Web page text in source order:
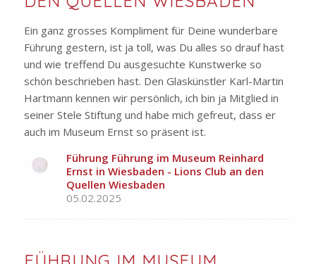
Ein ganz grosses Kompliment für Deine wunderbare
Führung gestern, ist ja toll, was Du alles so drauf hast
und wie treffend Du ausgesuchte Kunstwerke so
schön beschrieben hast. Den Glaskünstler Karl-Martin
Hartmann kennen wir persönlich, ich bin ja Mitglied in
seiner Stele Stiftung und habe mich gefreut, dass er
auch im Museum Ernst so präsent ist.
Führung Führung im Museum Reinhard
Ernst in Wiesbaden - Lions Club an den
Quellen Wiesbaden
05.02.2025